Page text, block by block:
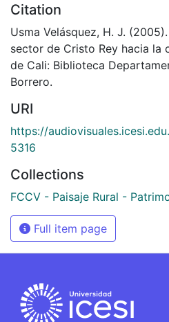
Citation
Usma Velásquez, H. J.
sector de Cristo Rey hacia la
de Cali: Biblioteca
Borrero.
URI
https://
5316
Collections
FCCV - Paisaje Rural -
Full item page